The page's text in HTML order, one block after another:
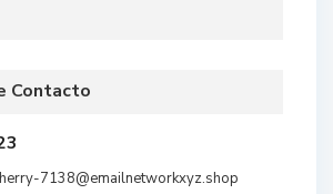
Contacto
7138@emailnetworkxyz.shop